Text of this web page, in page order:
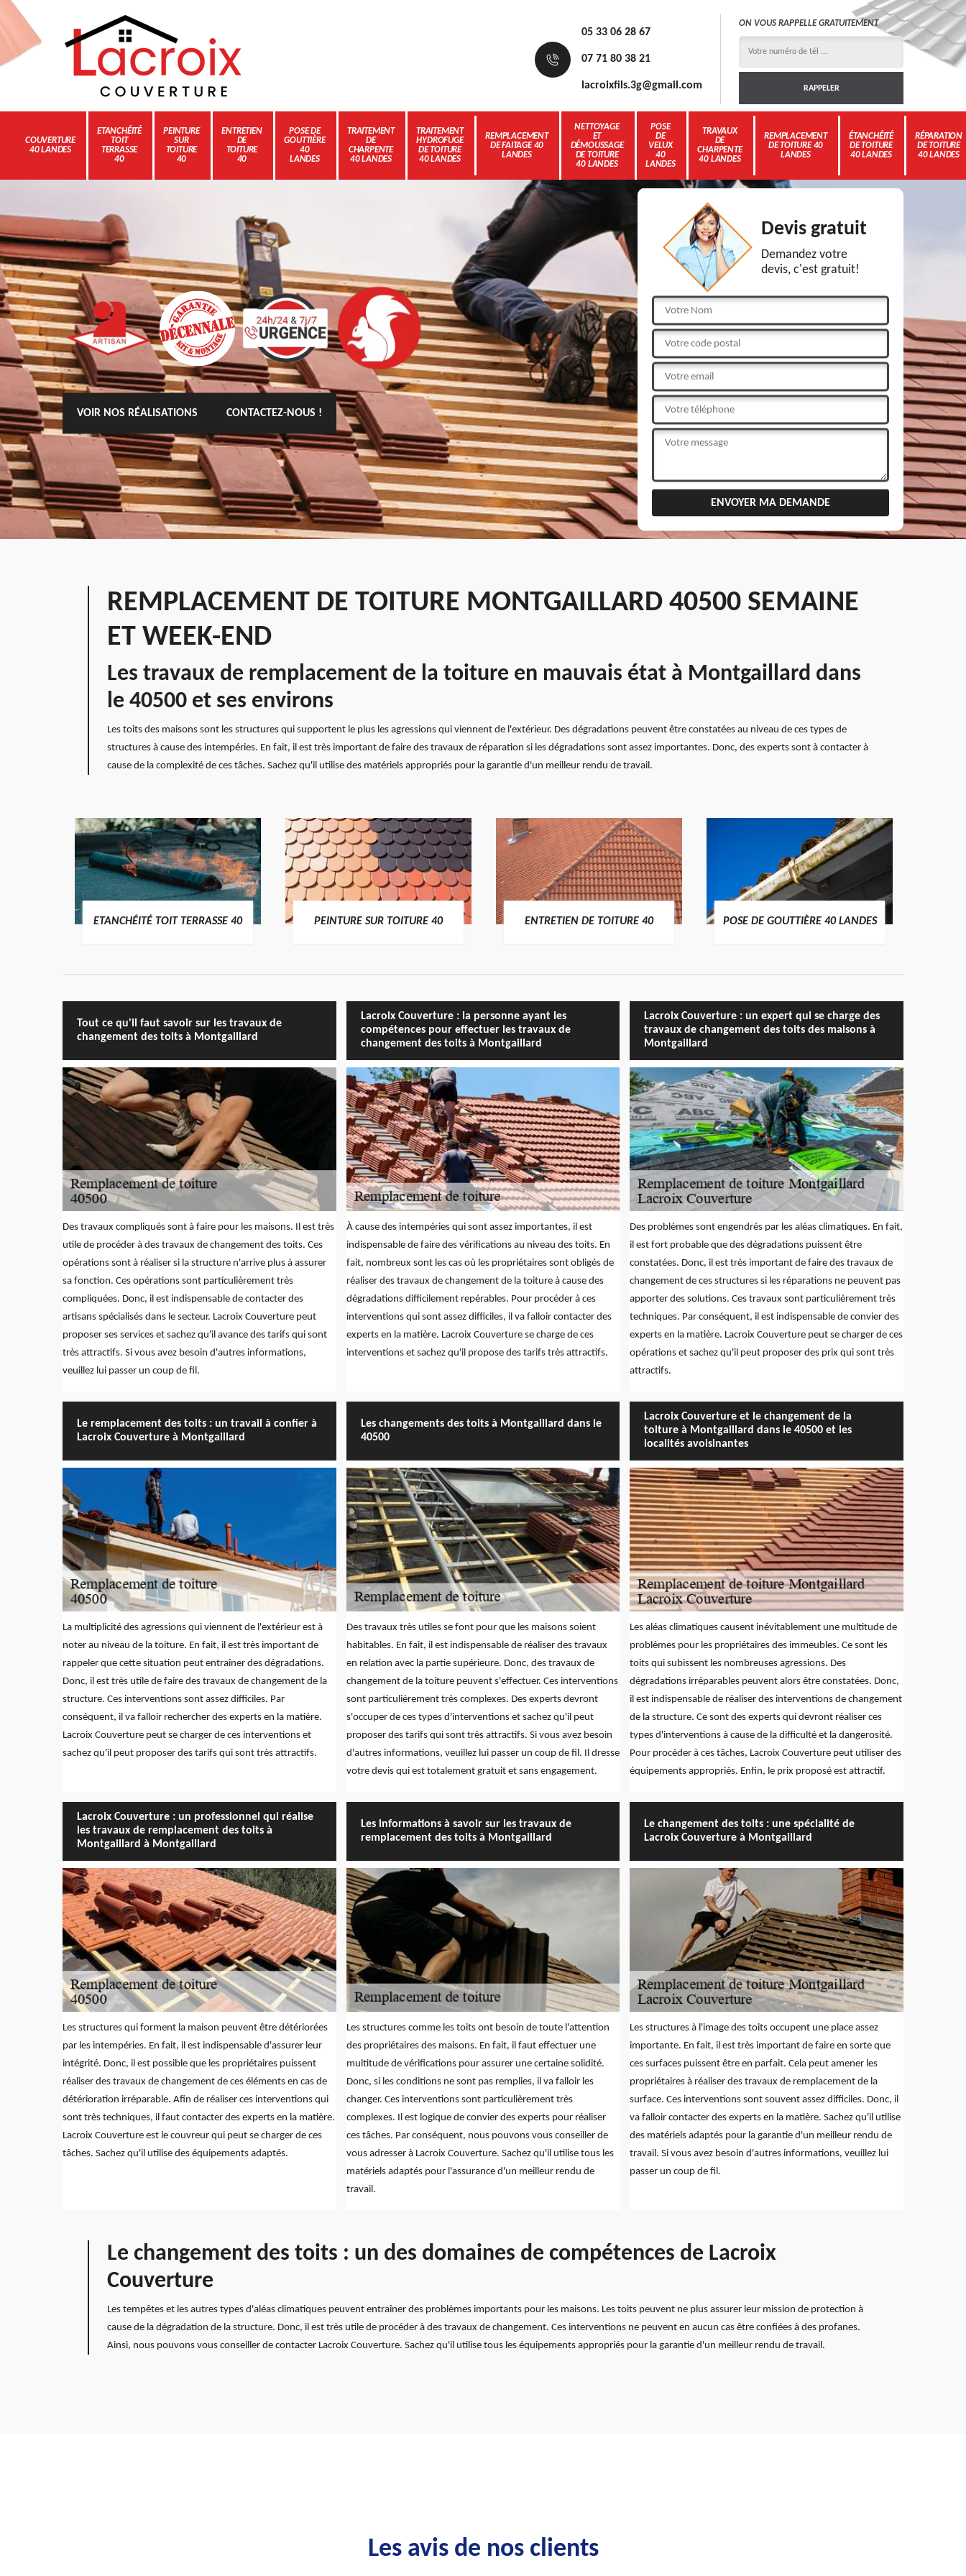
05 33 06 28 67
07 71 80 38 21
lacroixfils.3g@gmail.com
ON VOUS RAPPELLE GRATUITEMENT
COUVERTURE
40 LANDES
ETANCHÉITÉ
TOIT
TERRASSE
40
PEINTURE
SUR
TOITURE
40
ENTRETIEN
DE
TOITURE
40
POSE DE
GOUTTIÈRE
40
LANDES
TRAITEMENT
DE
CHARPENTE
40 LANDES
TRAITEMENT
HYDROFUGE
DE TOITURE
40 LANDES
REMPLACEMENT
DE FAITAGE 40
LANDES
NETTOYAGE
ET
DÉMOUSSAGE
DE TOITURE
40 LANDES
POSE
DE
VELUX
40
LANDES
TRAVAUX
DE
CHARPENTE
40 LANDES
REMPLACEMENT
DE TOITURE 40
LANDES
ÉTANCHÉITÉ
DE TOITURE
40 LANDES
RÉPARATION
DE TOITURE
40 LANDES
VOIR NOS RÉALISATIONS CONTACTEZ-NOUS !
Devis gratuit
Demandez votre
devis, c'est gratuit!
REMPLACEMENT DE TOITURE MONTGAILLARD 40500 SEMAINE
ET WEEK-END
Les travaux de remplacement de la toiture en mauvais état à Montgaillard dans
le 40500 et ses environs
Les toits des maisons sont les structures qui supportent le plus les agressions qui viennent de l'extérieur. Des dégradations peuvent être constatées au niveau de ces types de
structures à cause des intempéries. En fait, il est très important de faire des travaux de réparation si les dégradations sont assez importantes. Donc, des experts sont à contacter à
cause de la complexité de ces tâches. Sachez qu'il utilise des matériels appropriés pour la garantie d'un meilleur rendu de travail.
ETANCHÉITÉ TOIT TERRASSE 40 PEINTURE SUR TOITURE 40 ENTRETIEN DE TOITURE 40 POSE DE GOUTTIÈRE 40 LANDES
Tout ce qu'il faut savoir sur les travaux de
changement des toits à Montgaillard
Des travaux compliqués sont à faire pour les maisons. Il est très
utile de procéder à des travaux de changement des toits. Ces
opérations sont à réaliser si la structure n'arrive plus à assurer
sa fonction. Ces opérations sont particulièrement très
compliquées. Donc, il est indispensable de contacter des
artisans spécialisés dans le secteur. Lacroix Couverture peut
proposer ses services et sachez qu'il avance des tarifs qui sont
très attractifs. Si vous avez besoin d'autres informations,
veuillez lui passer un coup de fil.
Lacroix Couverture : la personne ayant les
compétences pour effectuer les travaux de
changement des toits à Montgaillard
À cause des intempéries qui sont assez importantes, il est
indispensable de faire des vérifications au niveau des toits. En
fait, nombreux sont les cas où les propriétaires sont obligés de
réaliser des travaux de changement de la toiture à cause des
dégradations difficilement repérables. Pour procéder à ces
interventions qui sont assez difficiles, il va falloir contacter des
experts en la matière. Lacroix Couverture se charge de ces
interventions et sachez qu'il propose des tarifs très attractifs.
Lacroix Couverture : un expert qui se charge des
travaux de changement des toits des maisons à
Montgaillard
Des problèmes sont engendrés par les aléas climatiques. En fait,
il est fort probable que des dégradations puissent être
constatées. Donc, il est très important de faire des travaux de
changement de ces structures si les réparations ne peuvent pas
apporter des solutions. Ces travaux sont particulièrement très
techniques. Par conséquent, il est indispensable de convier des
experts en la matière. Lacroix Couverture peut se charger de ces
opérations et sachez qu'il peut proposer des prix qui sont très
attractifs.
Le remplacement des toits : un travail à confier à
Lacroix Couverture à Montgaillard
La multiplicité des agressions qui viennent de l'extérieur est à
noter au niveau de la toiture. En fait, il est très important de
rappeler que cette situation peut entraîner des dégradations.
Donc, il est très utile de faire des travaux de changement de la
structure. Ces interventions sont assez difficiles. Par
conséquent, il va falloir rechercher des experts en la matière.
Lacroix Couverture peut se charger de ces interventions et
sachez qu'il peut proposer des tarifs qui sont très attractifs.
Les changements des toits à Montgaillard dans le
40500
Des travaux très utiles se font pour que les maisons soient
habitables. En fait, il est indispensable de réaliser des travaux
en relation avec la partie supérieure. Donc, des travaux de
changement de la toiture peuvent s'effectuer. Ces interventions
sont particulièrement très complexes. Des experts devront
s'occuper de ces types d'interventions et sachez qu'il peut
proposer des tarifs qui sont très attractifs. Si vous avez besoin
d'autres informations, veuillez lui passer un coup de fil. Il dresse
votre devis qui est totalement gratuit et sans engagement.
Lacroix Couverture et le changement de la
toiture à Montgaillard dans le 40500 et les
localités avoisinantes
Les aléas climatiques causent inévitablement une multitude de
problèmes pour les propriétaires des immeubles. Ce sont les
toits qui subissent les nombreuses agressions. Des
dégradations irréparables peuvent alors être constatées. Donc,
il est indispensable de réaliser des interventions de changement
de la structure. Ce sont des experts qui devront réaliser ces
types d'interventions à cause de la difficulté et la dangerosité.
Pour procéder à ces tâches, Lacroix Couverture peut utiliser des
équipements appropriés. Enfin, le prix proposé est attractif.
Lacroix Couverture : un professionnel qui réalise
les travaux de remplacement des toits à
Montgaillard à Montgaillard
Les structures qui forment la maison peuvent être détériorées
par les intempéries. En fait, il est indispensable d'assurer leur
intégrité. Donc, il est possible que les propriétaires puissent
réaliser des travaux de changement de ces éléments en cas de
détérioration irréparable. Afin de réaliser ces interventions qui
sont très techniques, il faut contacter des experts en la matière.
Lacroix Couverture est le couvreur qui peut se charger de ces
tâches. Sachez qu'il utilise des équipements adaptés.
Les informations à savoir sur les travaux de
remplacement des toits à Montgaillard
Les structures comme les toits ont besoin de toute l'attention
des propriétaires des maisons. En fait, il faut effectuer une
multitude de vérifications pour assurer une certaine solidité.
Donc, si les conditions ne sont pas remplies, il va falloir les
changer. Ces interventions sont particulièrement très
complexes. Il est logique de convier des experts pour réaliser
ces tâches. Par conséquent, nous pouvons vous conseiller de
vous adresser à Lacroix Couverture. Sachez qu'il utilise tous les
matériels adaptés pour l'assurance d'un meilleur rendu de
travail.
Le changement des toits : une spécialité de
Lacroix Couverture à Montgaillard
Les structures à l'image des toits occupent une place assez
importante. En fait, il est très important de faire en sorte que
ces surfaces puissent être en parfait. Cela peut amener les
propriétaires à réaliser des travaux de remplacement de la
surface. Ces interventions sont souvent assez difficiles. Donc, il
va falloir contacter des experts en la matière. Sachez qu'il utilise
des matériels adaptés pour la garantie d'un meilleur rendu de
travail. Si vous avez besoin d'autres informations, veuillez lui
passer un coup de fil.
Le changement des toits : un des domaines de compétences de Lacroix
Couverture
Les tempêtes et les autres types d'aléas climatiques peuvent entraîner des problèmes importants pour les maisons. Les toits peuvent ne plus assurer leur mission de protection à
cause de la dégradation de la structure. Donc, il est très utile de procéder à des travaux de changement. Ces interventions ne peuvent en aucun cas être confiées à des profanes.
Ainsi, nous pouvons vous conseiller de contacter Lacroix Couverture. Sachez qu'il utilise tous les équipements appropriés pour la garantie d'un meilleur rendu de travail.
Les avis de nos clients